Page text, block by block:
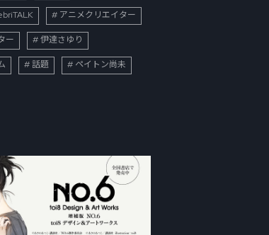
アニメクリエイター
ー 伊達さゆり
話題 ペイトン尚未